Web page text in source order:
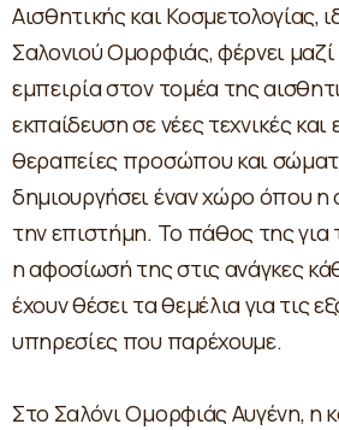
Αισθητικής και Κοσμετολογίας,
Σαλονιού Ομορφιάς, φέρνει
εμπειρία στον τομέα της
εκπαίδευση σε νέες τεχνικές και
θεραπείες προσώπου και
δημιουργήσει έναν χώρο όπου
την επιστήμη. Το πάθος της για
η αφοσίωσή της στις ανάγκες
έχουν θέσει τα θεμέλια για τις
υπηρεσίες που παρέχουμε.
Στο Σαλόνι Ομορφιάς Αυγένη, η